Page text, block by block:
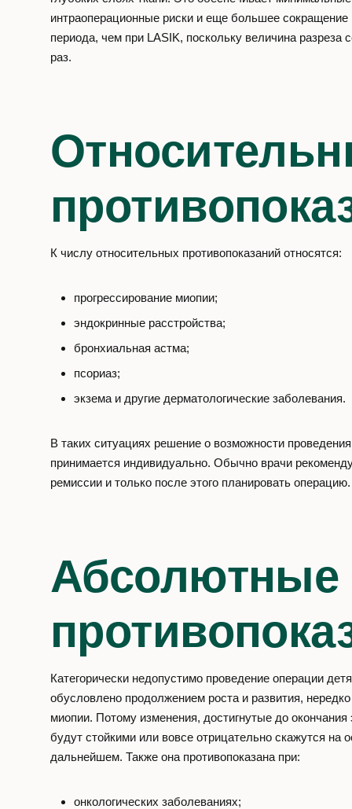
интраоперационные риски и еще большее сокращение
периода, чем при LASIK, поскольку величина разреза
раз.
К числу относительных противопоказаний относятся:
прогрессирование миопии;
эндокринные расстройства;
бронхиальная астма;
псориаз;
экзема и другие дерматологические заболевания.
В таких ситуациях решение о возможности
принимается индивидуально. Обычно врачи
ремиссии и только после этого планировать операцию.
Абсолютные
Категорически недопустимо проведение операции
обусловлено продолжением роста и развития,
миопии. Потому изменения, достигнутые до окончания
будут стойкими или вовсе отрицательно скажутся на
дальнейшем. Также она противопоказана при:
онкологических заболеваниях;